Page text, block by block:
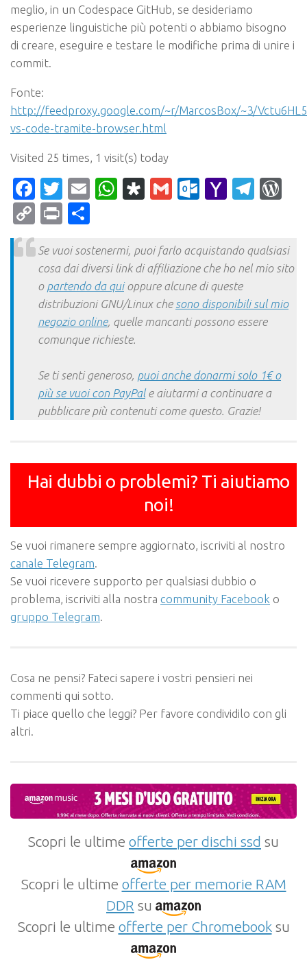
meglio, in un Codespace GitHub, se desideriamo
esperienze linguistiche più potenti o abbiamo bisogno
di creare, eseguire e testare le modifiche prima di unire i
commit.
Fonte:
http://feedproxy.google.com/~r/MarcosBox/~3/
vs-code-tramite-browser.html
Visited 25 times, 1 visit(s) today
Facebook
Twitter
EmailWhatsApp
Diaspora
Gmail Yahoo
CopyPrint
Se vuoi sostenermi, puoi farlo acquistando qualsiasi
cosa dai diversi link di affiliazione che ho nel mio sito
o partendo da quioppure alcune di queste
distribuzioni GNU/Linux che sono disponibili sul mio
negozio online, quelle mancanti possono essere
comunque richieste.
Se ti senti generoso, puoi anche donarmi solo 1€ o
più se vuoi con PayPale aiutarmi a continuare a
pubblicare più contenuti come questo. Grazie!
Hai dubbi o problemi? Ti aiutiamo
noi!
Se vuoi rimanere sempre aggiornato, iscriviti al nostro
canale Telegram
Se vuoi ricevere supporto per qualsiasi dubbio o
problema, iscriviti alla nostra community Facebook o
gruppo Telegram
Cosa ne pensi? Fateci sapere i vostri pensieri nei
commenti qui sotto.
Ti piace quello che leggi? Per favore condividilo con gli
altri.
Scopri le ultime offerte per dischi ssd su
Scopri le ultime offerte per memorie RAM
DDR su
Scopri le ultime offerte per Chromebooksu